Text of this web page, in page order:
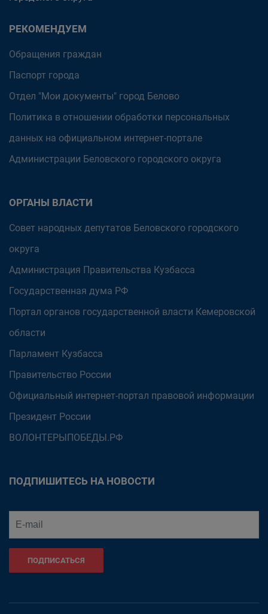
РЕКОМЕНДУЕМ
Обращения граждан
Паспорт города
Отдел "Мои документы" город Белово
Политика в отношении обработки персональных
данных на официальном интернет-портале
Администрации Беловского городского округа
ОРГАНЫ ВЛАСТИ
Совет народных депутатов Беловского городского
округа
Администрация Правительства Кузбасса
Государственная дума РФ
Портал органов государственной власти Кемеровской
области
Парламент Кузбасса
Правительство России
Официальный интернет-портал правовой информации
Президент России
ВОЛОНТЕРЫПОБЕДЫ.РФ
ПОДПИШИТЕСЬ НА НОВОСТИ
ПОДПИСАТЬСЯ